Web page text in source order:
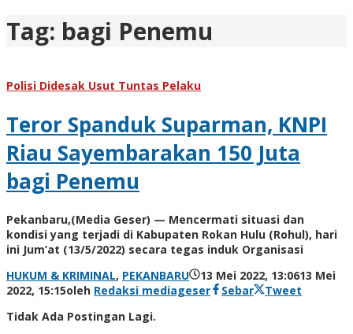
Tag: bagi Penemu
Polisi Didesak Usut Tuntas Pelaku
Teror Spanduk Suparman, KNPI
Riau Sayembarakan 150 Juta
bagi Penemu
Pekanbaru,(Media Geser) — Mencermati situasi dan
kondisi yang terjadi di Kabupaten Rokan Hulu (Rohul), hari
ini Jum’at (13/5/2022) secara tegas induk Organisasi
HUKUM & KRIMINAL, PEKANBARU 13 Mei 2022, 13:0613 Mei
2022, 15:15oleh Redaksi mediageser Sebar
Tweet
Tidak Ada Postingan Lagi.